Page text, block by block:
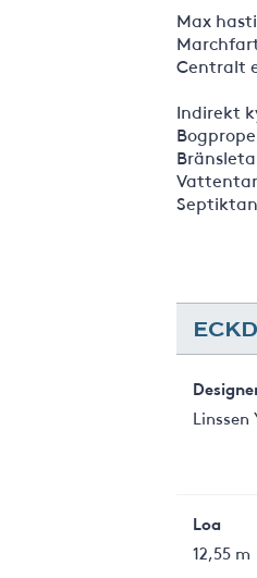
Max
Centralt
Indirekt
Linssen
Loa
12,55 m